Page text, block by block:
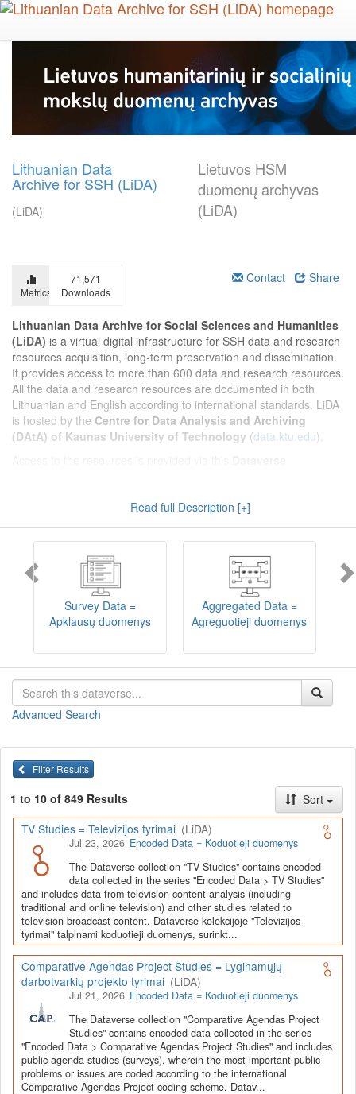
Skip
main
Lithuanian Data
Archive for SSH (LiDA)
(LiDA)
Lietuvos HSM
duomenų archyvas
(LiDA)
Metrics
71,571
Downloads
Contact Share
Lithuanian Data Archive for Social Sciences and Humanities
(LiDA) is a virtual digital infrastructure for SSH data and research
resources acquisition, long-term preservation and dissemination.
It provides access to more than 600 data and research resources.
All the data and research resources are documented in both
Lithuanian and English according to international standards. LiDA
is hosted by the Centre for Data Analysis and Archiving
(DAtA) of Kaunas University of Technology (data.ktu.edu).
implemented). LiDA curates different types of resources and they
are published into catalogues according to the type:Survey Data,
Interview Data,Aggregated Data
(including Historical Statistics),
, andEncoded Data
(including News Media Studies).
Also, LiDA holds collections of data produced in large national
projets (
Large Project Data
) as well as social sciences and
humanities data deposited by Lithuanian science and higher
education institutions and Lithuanian governmental institutions
Depositors interested in deposit of their data into the LiDA
Lietuvos humanitarinių ir socialinių mokslų duomenų
infrastruktūra, suteikianti prieigą prie daugiau nei 600 duomenų ir
tyrimų išteklių. Visi duomenų ir tyrimų ištekliai yra dokumentuoti
lietuvių ir anglų kalbomis pagal tarptautinius standartus. LiDA
įsikūręsKauno technologijos universiteto Duomenų analizės
ir archyvavimo (DAtA) centre( data.ktu.edu
Prieigai prie išteklių naudojama ši
visi ištekliai prieinami, nes 2020-2029 m. vykdomas perkėlimo iš
senosios infrastruktūros projektas). LiDA kuruoja įvairių tipų
išteklius ir jie publikuojami atskiruose kataloguose pagal tipą:
Apklausų duomenys ,Interviu duomenys,Agreguotieji duomenys
(įskaitant Istorinę statistiką),Tekstiniai duomenys
duomenys(įskaitant Žiniasklaidos tyrimus). Taip pat LiDA
talpinami didelių nacionalinių projektų duomenys (Didelių projektų
duomenys) ir Lietuvos aukštojo mokslo ir studijų bei Lietuvos
valstybės institucijų deponuoti socialinių ir humanitarinių mokslų
duomenų rinkiniai (Kitų institucijų duomenys). Norintiemsišmokti
šia talpykla, surasti ir parsisiųsti duomenis, siūlome
susipažinti suLiDA Dataverse talpyklos naudotojo vadovu.
Depozitoriai, kurie norėtų deponuoti savo duomenis į LiDA
Dataverse talpyklą, turėtų susipažinti su informacija
Read full Description [+]
Survey Data =
Apklausų duomenys
Aggregated Data =
Agreguotieji duomenys
Advanced Search
Filter Results
1 to 10 of 849 Results
Sort
TV Studies = Televizijos tyrimai (LiDA)
Jul 23, 2026 Encoded Data = Koduotieji duomenys
The Dataverse collection "TV Studies" contains encoded
data collected in the series "Encoded Data > TV Studies"
and includes data from television content analysis (including
traditional and online television) and other studies related to
television broadcast content. Dataverse kolekcijoje "Televizijos
tyrimai" talpinami koduotieji duomenys, surinkt...
Comparative Agendas Project Studies = Lyginamųjų
darbotvarkių projekto tyrimai (LiDA)
Jul 21, 2026 Encoded Data = Koduotieji duomenys
The Dataverse collection "Comparative Agendas Project
Studies" contains encoded data collected in the series
"Encoded Data > Comparative Agendas Project Studies" and includes
public agenda studies (surveys), wherein the most important public
problems or issues are coded according to the international
Comparative Agendas Project coding scheme. Datav...